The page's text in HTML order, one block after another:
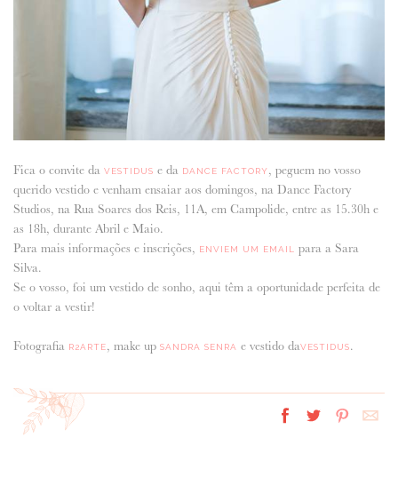
Fica o convite da VESTIDUS e da DANCE FACTORY, peguem no vosso
querido vestido e venham ensaiar aos domingos, na Dance Factory
Studios, na Rua Soares dos Reis, 11A, em Campolide, entre as 15.30h e
as 18h, durante Abril e Maio.
Para mais informações e inscrições, ENVIEM UM EMAIL para a Sara
Silva.
Se o vosso, foi um vestido de sonho, aqui têm a oportunidade perfeita de
o voltar a vestir!
Fotografia R2ARTE, make up SANDRA SENRA e vestido daVESTIDUS.